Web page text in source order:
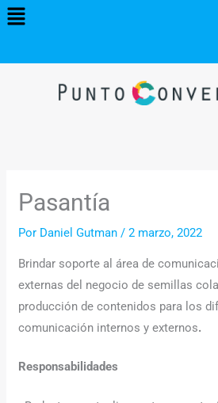
Menú
Pasantía
Por Daniel Gutman/2 marzo, 2022
Brindar soporte al área de
externas del negocio de semillas
producción de contenidos para los
comunicación internos y externos.
Responsabilidades